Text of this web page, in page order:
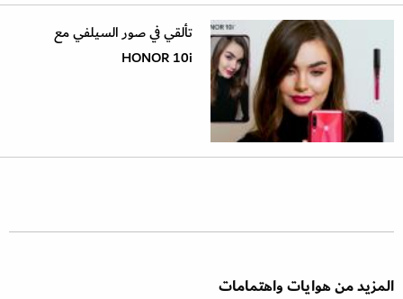
تألقي في صور السيلفي مع
HONOR 10i
المزيد من هوايات واهتمامات